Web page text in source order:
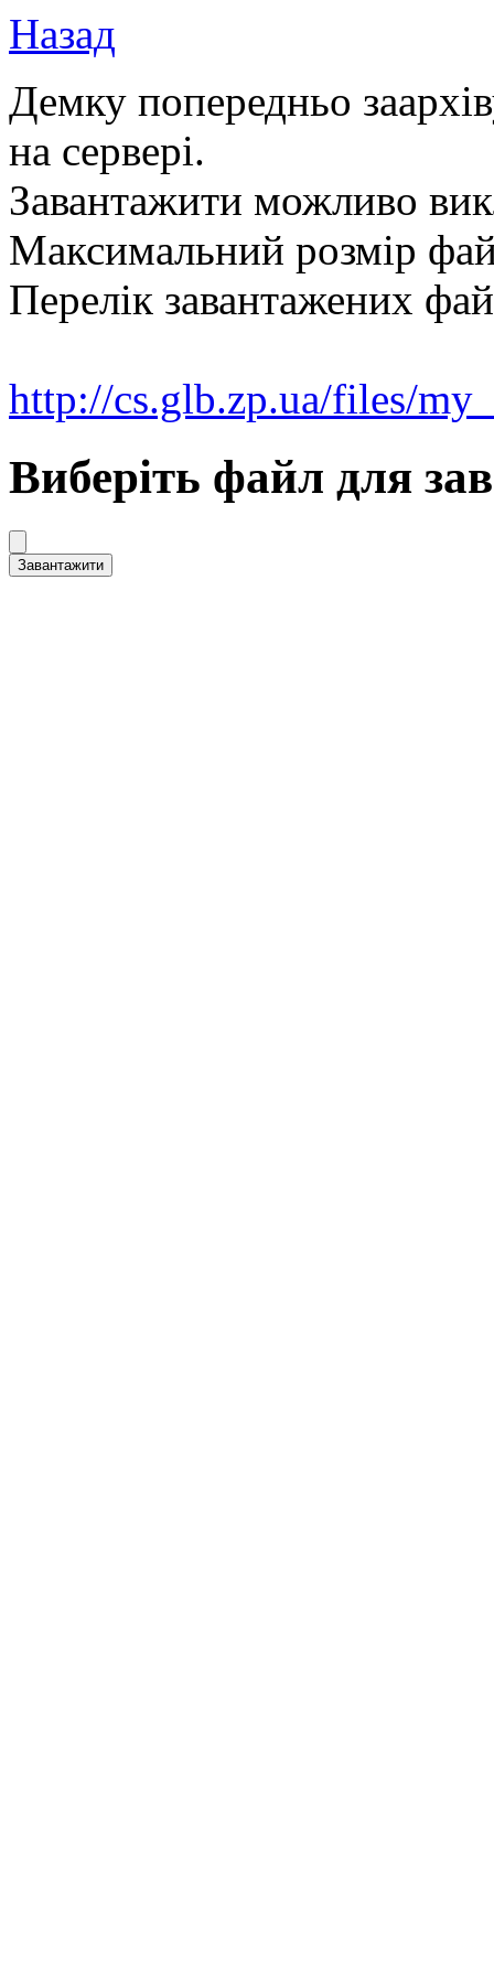
Назад
Демку попередньо
на сервері.
Завантажити можливо
Максимальний розмір
Перелік завантажених
http://cs.glb.zp.ua/files/
Виберіть файл для